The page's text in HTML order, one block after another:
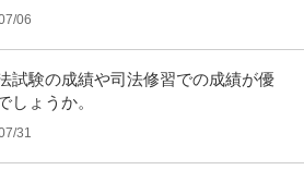
06
試験の成績や司法修習での成績が優
しょうか。
31